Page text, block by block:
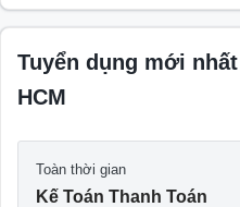
Tuyển dụng mới
HCM
Toàn thời gian
Kế Toán Thanh Toán